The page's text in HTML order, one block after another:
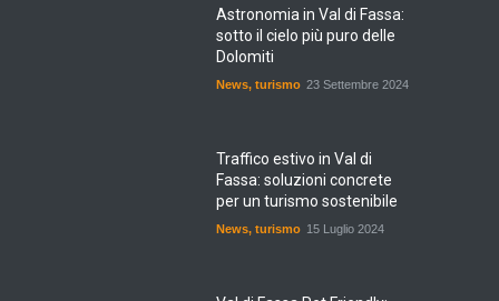
Astronomia in Val di Fassa:
sotto il cielo più puro delle
Dolomiti
News, turismo 23 Settembre 2024
Traffico estivo in Val di
Fassa: soluzioni concrete
per un turismo sostenibile
News, turismo 15 Luglio 2024